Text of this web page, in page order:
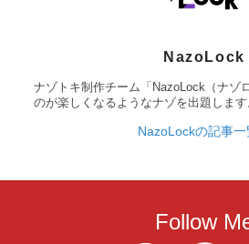
NazoLock
ナゾトキ制作チーム「NazoLock（ナゾ
のが楽しくなるようなナゾを出題します
NazoLockの記事一
Follow